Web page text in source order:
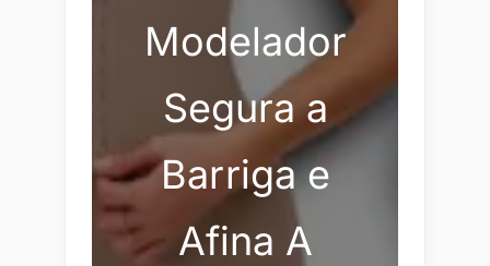
Modelador
Segura a
Barriga e
Afina A